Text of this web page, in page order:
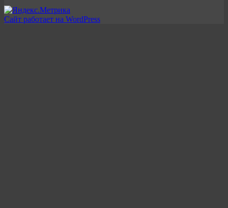
Сайт работает на WordPress